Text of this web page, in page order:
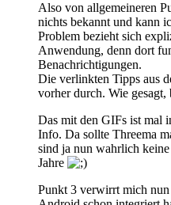
Also von allgemeineren
nichts bekannt und kann
Problem bezieht sich
Anwendung, denn dort
Benachrichtigungen.
Die verlinkten Tipps aus
vorher durch. Wie
Das mit den GIFs ist mal
Info. Da sollte Threema
sind ja nun wahrlich
Jahre
Punkt 3 verwirrt mich nun